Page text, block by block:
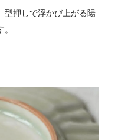
型押しで浮かび上がる陽